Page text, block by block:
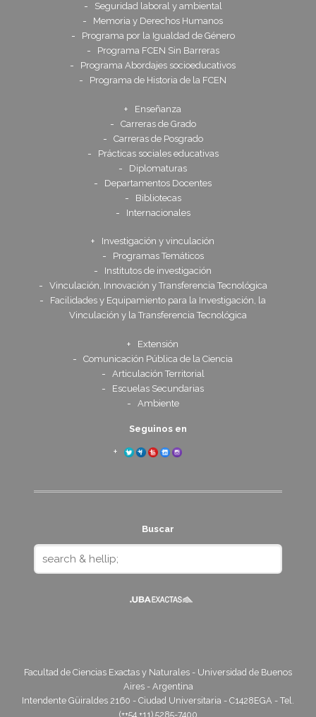
Seguridad laboral y ambiental
Memoria y Derechos Humanos
Programa por la Igualdad de Género
Programa FCEN Sin Barreras
Programa Abordajes socioeducativos
Programa de Historia de la FCEN
Enseñanza
Carreras de Grado
Carreras de Posgrado
Prácticas sociales educativas
Diplomaturas
Departamentos Docentes
Bibliotecas
Internacionales
Investigación y vinculación
Programas Temáticos
Institutos de investigación
Vinculación, Innovación y Transferencia Tecnológica
Facilidades y Equipamiento para la Investigación, la
Vinculación y la Transferencia Tecnológica
Extensión
Comunicación Pública de la Ciencia
Articulación Territorial
Escuelas Secundarias
Ambiente
Seguinos en
Buscar
Facultad de Ciencias Exactas y Naturales - Universidad de Buenos
Aires - Argentina
Intendente Güiraldes 2160 - Ciudad Universitaria - C1428EGA - Tel.
(++54 +11) 5285-7400